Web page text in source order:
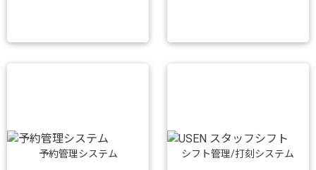
予約管理システム シフト管理/打刻システム